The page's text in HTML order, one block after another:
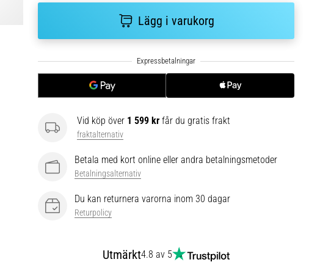
Lägg i varukorg
Vid köp över 1 599 kr får du gratis frakt
fraktalternativ
Betala med kort online eller andra betalningsmetoder
Betalningsalternativ
Du kan returnera varorna inom 30 dagar
Returpolicy
Utmärkt4.8 av 5